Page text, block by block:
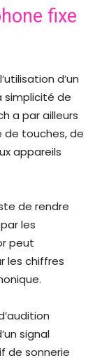
fixe
d’un
simplicité de
a par ailleurs
de touches, de
appareils
de rendre
les
peut
les chiffres
signal
de sonnerie